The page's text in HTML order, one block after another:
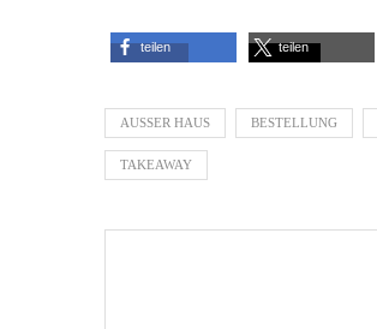
teilen teilen
AUSSER HAUS BESTELLUNG
TAKEAWAY